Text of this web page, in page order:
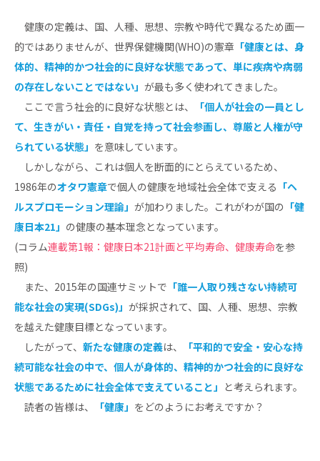
健康の定義は、国、人種、思想、宗教や時代で異なるため画一
的ではありませんが、世界保健機関(WHO)の憲章 「健康とは、身
体的、精神的かつ社会的に良好な状態であって、単に疾病や病弱
の存在しないことではない」 が最も多く使われてきました。
ここで言う社会的に良好な状態とは、
「個人が社会の一員とし
て、生きがい・責任・自覚を持って社会参画し、尊厳と人権が守
られている状態」 を意味しています。
しかしながら、これは個人を断面的にとらえているため、
1986年のオタワ憲章で個人の健康を地域社会全体で支える 「ヘ
ルスプロモーション理論」 が加わりました。これがわが国の 「健
康日本21」 の健康の基本理念となっています。
(コラム連載第1報：健康日本21計画と平均寿命、健康寿命を参
照)
また、2015年の国連サミットで 「誰一人取り残さない持続可
能な社会の実現(SDGs)」 が採択されて、国、人種、思想、宗教
を越えた健康目標となっています。
したがって、 新たな健康の定義は、
「平和的で安全・安心な持
続可能な社会の中で、個人が身体的、精神的かつ社会的に良好な
状態であるために社会全体で支えていること」 と考えられます。
読者の皆様は、
「健康」 をどのようにお考えですか？